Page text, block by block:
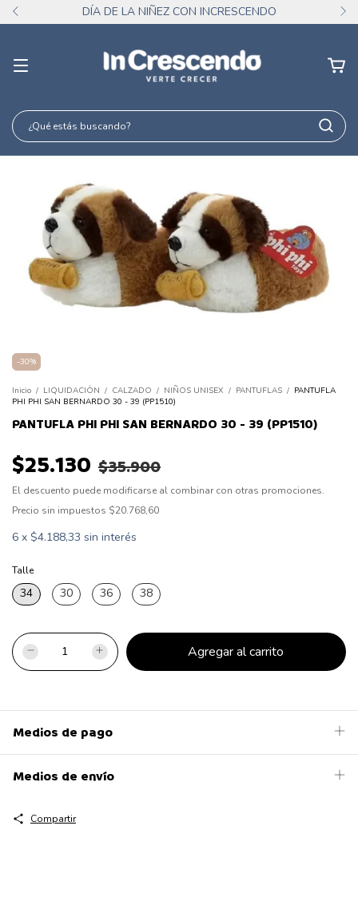
DÍA DE LA NIÑEZ CON INCRESCENDO
-30%
Inicio / LIQUIDACIÓN / CALZADO / NIÑOS UNISEX / PANTUFLAS / PANTUFLA
PHI PHI SAN BERNARDO 30 - 39 (PP1510)
PANTUFLA PHI PHI SAN BERNARDO 30 - 39 (PP1510)
$25.130 $35.900
El descuento puede modificarse al combinar con otras promociones.
Precio sin impuestos $20.768,60
6 x $4.188,33 sin interés
Talle
34 30 36 38
Medios de pago
Medios de envío
Compartir